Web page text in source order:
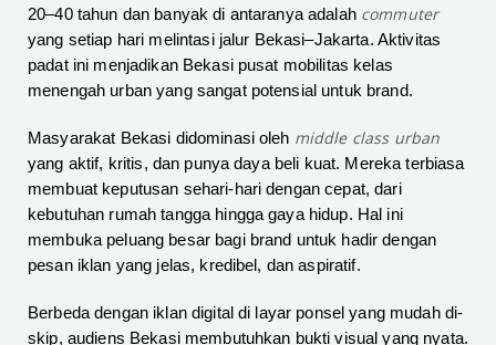
20–40 tahun dan banyak di antaranya adalah commuter
yang setiap hari melintasi jalur Bekasi–Jakarta. Aktivitas
padat ini menjadikan Bekasi pusat mobilitas kelas
menengah urban yang sangat potensial untuk brand.
Masyarakat Bekasi didominasi oleh middle class urban
yang aktif, kritis, dan punya daya beli kuat. Mereka terbiasa
membuat keputusan sehari-hari dengan cepat, dari
kebutuhan rumah tangga hingga gaya hidup. Hal ini
membuka peluang besar bagi brand untuk hadir dengan
pesan iklan yang jelas, kredibel, dan aspiratif.
Berbeda dengan iklan digital di layar ponsel yang mudah di-
skip, audiens Bekasi membutuhkan bukti visual yang nyata.